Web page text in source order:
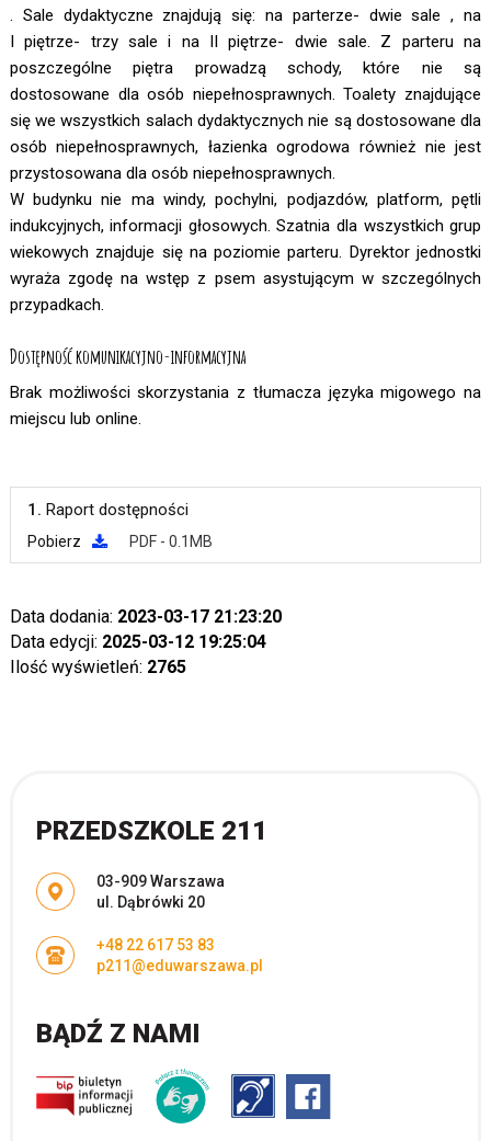
. Sale dydaktyczne znajdują się: na parterze- dwie sale , na
I piętrze- trzy sale i na II piętrze- dwie sale. Z parteru na
poszczególne piętra prowadzą schody, które nie są
dostosowane dla osób niepełnosprawnych. Toalety znajdujące
się we wszystkich salach dydaktycznych nie są dostosowane dla
osób niepełnosprawnych, łazienka ogrodowa również nie jest
przystosowana dla osób niepełnosprawnych.
W budynku nie ma windy, pochylni, podjazdów, platform, pętli
indukcyjnych, informacji głosowych. Szatnia dla wszystkich grup
wiekowych znajduje się na poziomie parteru. Dyrektor jednostki
wyraża zgodę na wstęp z psem asystującym w szczególnych
przypadkach.
Dostępność komunikacyjno-informacyjna
Brak możliwości skorzystania z tłumacza języka migowego na
miejscu lub online.
1. Raport dostępności
Pobierz PDF - 0.1MB
Data dodania: 2023-03-17 21:23:20
Data edycji: 2025-03-12 19:25:04
Ilość wyświetleń: 2765
PRZEDSZKOLE 211
Adres pocztowy:
03-909 Warszawa
ul. Dąbrówki 20
+48 22 617 53 83
p211@eduwarszawa.pl
BĄDŹ Z NAMI